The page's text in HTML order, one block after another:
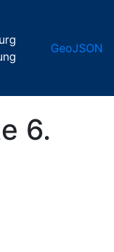
GeoJSON
6.